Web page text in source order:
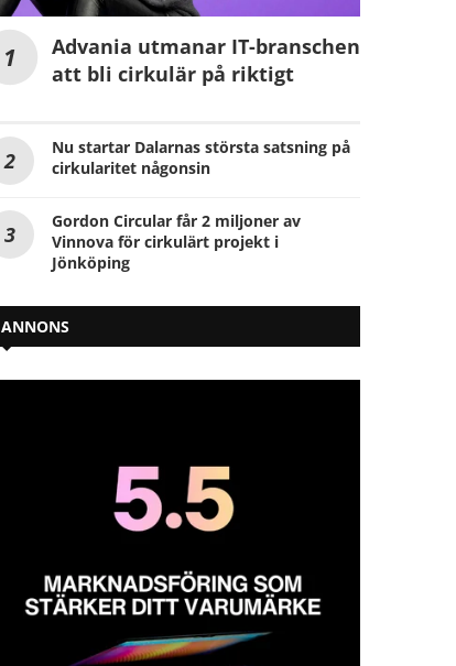
Advania utmanar IT-branschen
att bli cirkulär på riktigt
Nu startar Dalarnas största satsning på
cirkularitet någonsin
Gordon Circular får 2 miljoner av
Vinnova för cirkulärt projekt i
Jönköping
ANNONS